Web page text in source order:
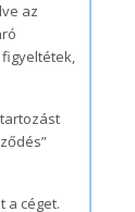
az
a céget.